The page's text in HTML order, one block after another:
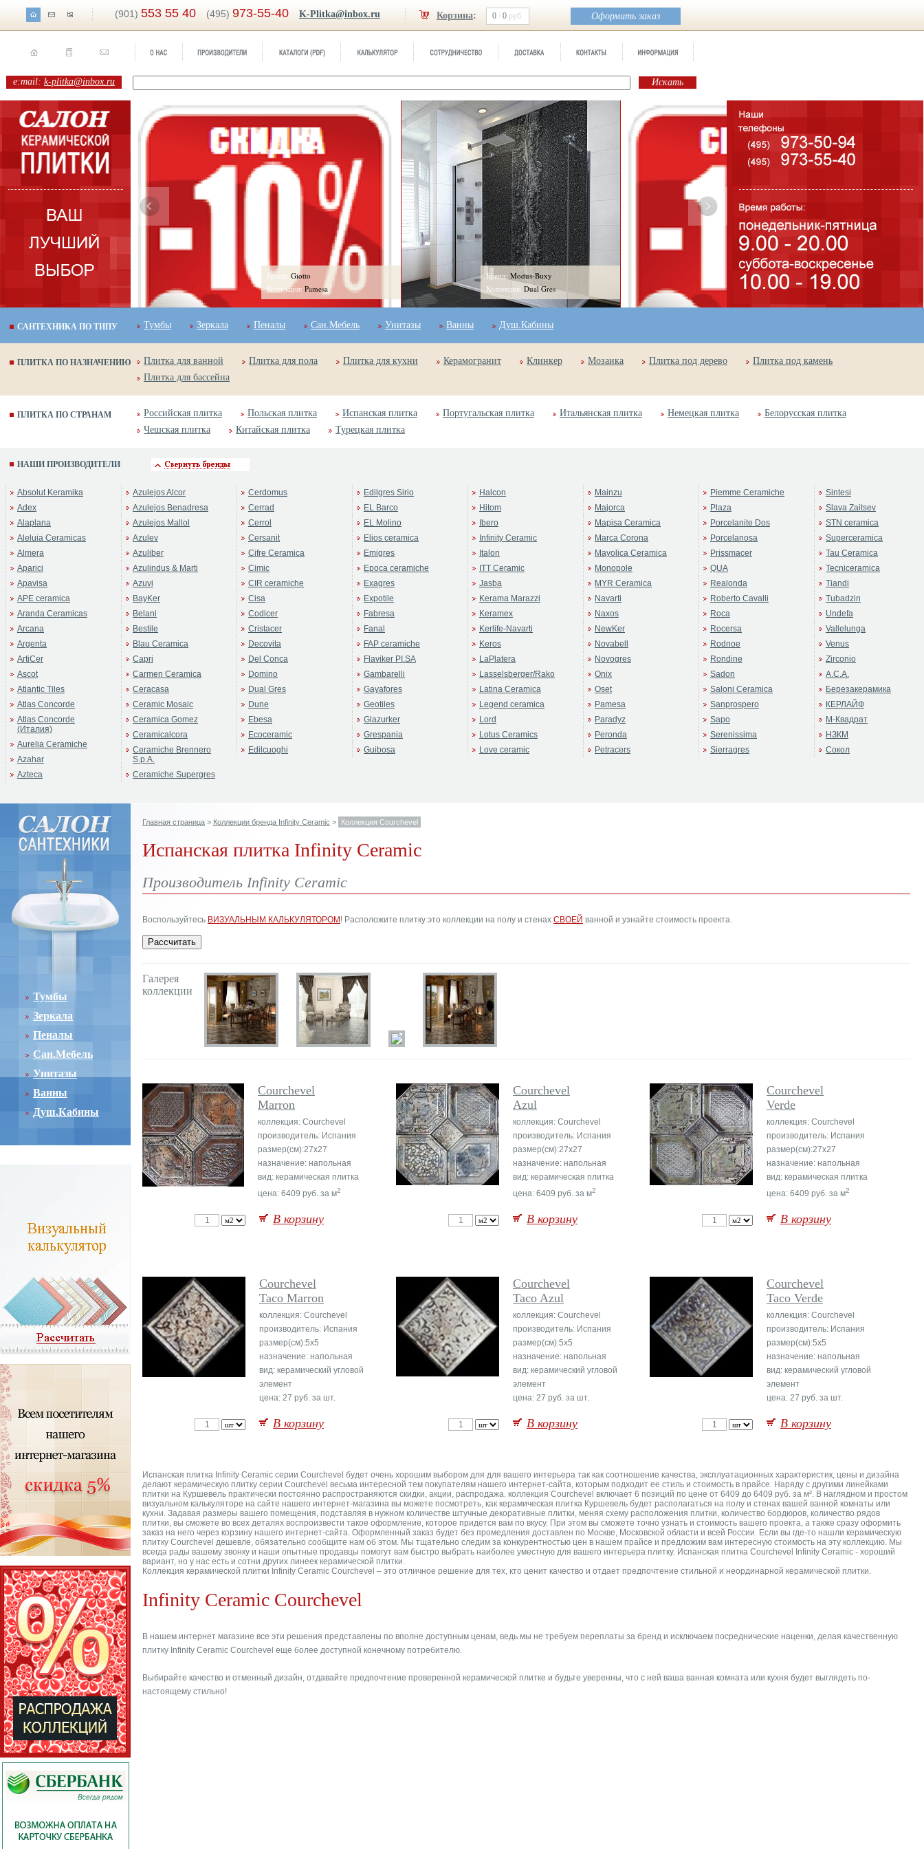
(901) 553 55 40 (495) 973-55-40 K-Plitka@inbox.ru Оформить заказ
Корзина: 0 / 0 руб.
e:mail: k-plitka@inbox.ru
Шарм Мистраль
Бренд: Giotto
Коллекция:Pamesa
Бренд:Modus-Buxy
Коллекция:Dual Gres
Бренд: Futura Tifany
Коллекция:Pamesa
САНТЕХНИКА ПО ТИПУ Тумбы Зеркала Пеналы Сан.Мебель Унитазы Ванны Душ.Кабины
ПЛИТКА ПО НАЗНАЧЕНИЮ Плитка для ванной Плитка для пола Плитка для кухни Керамогранит Клинкер Мозаика Плитка под дерево
Плитка под камень
Плитка для бассейна
ПЛИТКА ПО СТРАНАМ Российская плитка Польская плитка Испанская плитка Португальская плитка Итальянская плитка Немецкая плитка
Белорусская плитка
Чешская плитка
Китайская плитка Турецкая плитка
НАШИ ПРОИЗВОДИТЕЛИ
Absolut Keramika
Adex
Alaplana
Aleluia Ceramicas
Almera
Aparici
Apavisa
APE ceramica
Aranda Ceramicas
Arcana
Argenta
ArtiCer
Ascot
Atlantic Tiles
Atlas Concorde
Atlas Concorde
(Италия)
Aurelia Ceramiche
Azahar
Azteca
Azulejos Alcor
Azulejos Benadresa
Azulejos Mallol
Azulev
Azuliber
Azulindus & Marti
Azuvi
BayKer
Belani
Bestile
Blau Ceramica
Capri
Carmen Ceramica
Ceracasa
Ceramic Mosaic
Ceramica Gomez
Ceramicalcora
Ceramiche Brennero
S.p.A.
Ceramiche Supergres
Cerdomus
Cerrad
Cerrol
Cersanit
Cifre Ceramica
Cimic
CIR ceramiche
Cisa
Codicer
Cristacer
Decovita
Del Conca
Domino
Dual Gres
Dune
Ebesa
Ecoceramic
Edilcuoghi
Edilgres Sirio
EL Barco
EL Molino
Elios ceramica
Emigres
Epoca ceramiche
Exagres
Expotile
Fabresa
Fanal
FAP ceramiche
Flaviker PI.SA
Gambarelli
Gayafores
Geotiles
Glazurker
Grespania
Guibosa
Halcon
Hitom
Ibero
Infinity Ceramic
Italon
ITT Ceramic
Jasba
Kerama Marazzi
Keramex
Kerlife-Navarti
Keros
LaPlatera
Lasselsberger/Rako
Latina Ceramica
Legend ceramica
Lord
Lotus Ceramics
Love ceramic
Mainzu
Majorca
Mapisa Ceramica
Marca Corona
Mayolica Ceramica
Monopole
MYR Ceramica
Navarti
Naxos
NewKer
Novabell
Novogres
Onix
Oset
Pamesa
Paradyz
Peronda
Petracers
Piemme Ceramiche
Plaza
Porcelanite Dos
Porcelanosa
Prissmacer
QUA
Realonda
Roberto Cavalli
Roca
Rocersa
Rodnoe
Rondine
Sadon
Saloni Ceramica
Sanprospero
Sapo
Serenissima
Sierragres
Sintesi
Slava Zaitsev
STN ceramica
Superceramica
Tau Ceramica
Tecniceramica
Tiandi
Tubadzin
Undefa
Vallelunga
Venus
Zirconio
А.С.А.
Березакерамика
КЕРЛАЙФ
М-Квадрат
НЗКМ
Сокол
Тумбы
Зеркала
Пеналы
Сан.Мебель
Унитазы
Ванны
Душ.Кабины
Главная страница > Коллекции бренда Infinity Ceramic > Коллекция Courchevel
Испанская плитка Infinity Ceramic
Производитель Infinity Ceramic
Воспользуйтесь ВИЗУАЛЬНЫМ КАЛЬКУЛЯТОРОМ ! Расположите плитку это коллекции на полу и стенах СВОЕЙ ванной и узнайте стоимость проекта.
Галерея
коллекции
Courchevel
Marron
коллекция: Courchevel
производитель: Испания
размер(см):27x27
назначение: напольная
вид: керамическая плитка
цена: 6409 руб. за м2
В корзину
Courchevel
Azul
коллекция: Courchevel
производитель: Испания
размер(см):27x27
назначение: напольная
вид: керамическая плитка
цена: 6409 руб. за м2
В корзину
Courchevel
Verde
коллекция: Courchevel
производитель: Испания
размер(см):27x27
назначение: напольная
вид: керамическая плитка
цена: 6409 руб. за м2
В корзину
Courchevel
Taco Marron
коллекция: Courchevel
производитель: Испания
размер(см):5x5
назначение: напольная
вид: керамический угловой
элемент
цена: 27 руб. за шт.
В корзину
Courchevel
Taco Azul
коллекция: Courchevel
производитель: Испания
размер(см):5x5
назначение: напольная
вид: керамический угловой
элемент
цена: 27 руб. за шт.
В корзину
Courchevel
Taco Verde
коллекция: Courchevel
производитель: Испания
размер(см):5x5
назначение: напольная
вид: керамический угловой
элемент
цена: 27 руб. за шт.
В корзину
Испанская плитка Infinity Ceramic серии Courchevel будет очень хорошим выбором для для вашего интерьера так как соотношение качества, эксплуатационных характеристик, цены и дизайна
делают керамическую плитку серии Courchevel весьма интересной тем покупателям нашего интернет-сайта, которым подходит ее стиль и стоимость в прайсе. Наряду с другими линейками
плитки на Куршевель практически постоянно распространяются скидки, акции, распродажа. коллекция Courchevel включает 6 позиций по цене от 6409 до 6409 руб. за м². В наглядном и простом
визуальном калькуляторе на сайте нашего интернет-магазина вы можете посмотреть, как керамическая плитка Куршевель будет располагаться на полу и стенах вашей ванной комнаты или
кухни. Задавая размеры вашего помещения, подставляя в нужном количестве штучные декоративные плитки, меняя схему расположения плитки, количество бордюров, количество рядов
плитки, вы сможете во всех деталях воспроизвести такое оформление, которое придется вам по вкусу. При этом вы сможете точно узнать и стоимость вашего проекта, а также сразу оформить
заказ на него через корзину нашего интернет-сайта. Оформленный заказ будет без промедления доставлен по Москве, Московской области и всей России. Если вы где-то нашли керамическую
плитку Courchevel дешевле, обязательно сообщите нам об этом. Мы тщательно следим за конкурентностью цен в нашем прайсе и предложим вам интересную стоимость на эту коллекцию. Мы
всегда рады вашему звонку и наши опытные продавцы помогут вам быстро выбрать наиболее уместную для вашего интерьера плитку. Испанская плитка Courchevel Infinity Ceramic - хороший
вариант, но у нас есть и сотни других линеек керамической плитки.
Коллекция керамической плитки Infinity Ceramic Courchevel – это отличное решение для тех, кто ценит качество и отдает предпочтение стильной и неординарной керамической плитки.
Infinity Ceramic Courchevel
В нашем интернет магазине все эти решения представлены по вполне доступным ценам, ведь мы не требуем переплаты за бренд и исключаем посреднические наценки, делая качественную
плитку Infinity Ceramic Courchevel еще более доступной конечному потребителю.
Выбирайте качество и отменный дизайн, отдавайте предпочтение проверенной керамической плитке и будьте уверенны, что с ней ваша ванная комната или кухня будет выглядеть по-
настоящему стильно!